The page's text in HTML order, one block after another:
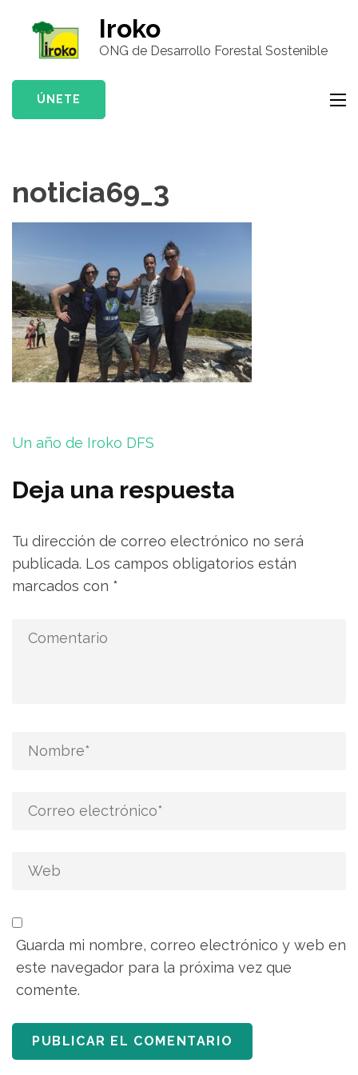
contenido
(presiona
tecla
Iroko
ONG de Desarrollo Forestal Sostenible
ÚNETE
noticia69_3
Navegación
entradas
Un año de Iroko DFS
Deja una respuesta
Tu dirección de correo electrónico no será
publicada. Los campos obligatorios están
marcados con *
Guarda mi nombre, correo electrónico y web en
este navegador para la próxima vez que
comente.